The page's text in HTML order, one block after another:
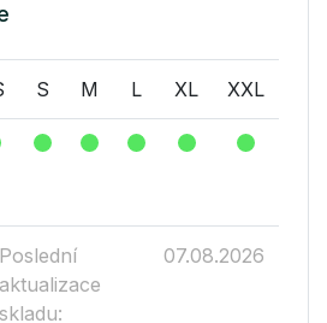
S M L XL XXL
Poslední
aktualizace
skladu:
07.08.2026